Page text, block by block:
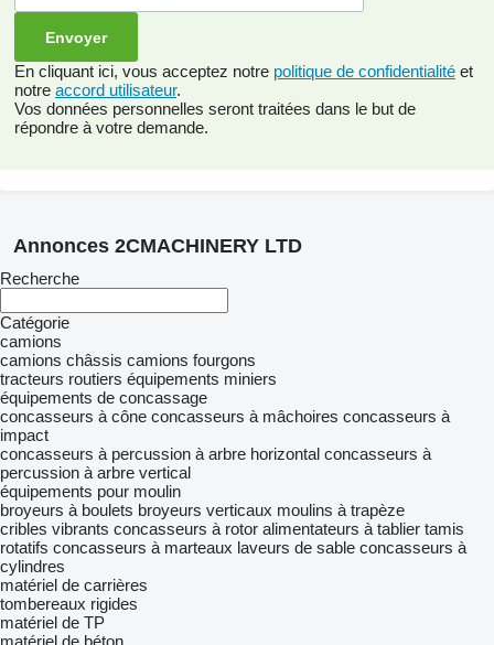
En cliquant ici, vous acceptez notre politique de confidentialité et
notre accord utilisateur.
Vos données personnelles seront traitées dans le but de
répondre à votre demande.
Annonces 2CMACHINERY LTD
Recherche
Catégorie
camions
camions châssis camions fourgons
tracteurs routiers équipements miniers
équipements de concassage
concasseurs à cône concasseurs à mâchoires concasseurs à
impact
concasseurs à percussion à arbre horizontal concasseurs à
percussion à arbre vertical
équipements pour moulin
broyeurs à boulets broyeurs verticaux moulins à trapèze
cribles vibrants concasseurs à rotor alimentateurs à tablier tamis
rotatifs concasseurs à marteaux laveurs de sable concasseurs à
cylindres
matériel de carrières
tombereaux rigides
matériel de TP
matériel de béton